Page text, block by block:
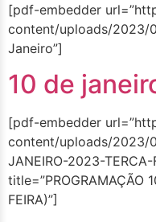
[pdf-embedder
content/uploads/2023/
Janeiro”]
10 de
[pdf-embedder
content/uploads/2023/
JANEIRO-2023-TERCA-
title=”PROGRAMAÇÃO
FEIRA)”]